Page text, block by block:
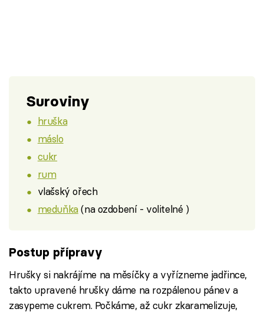
Suroviny
hruška
máslo
cukr
rum
vlašský ořech
meduňka(na ozdobení - volitelné )
Postup přípravy
Hrušky si nakrájíme na měsíčky a vyřízneme jadřince,
takto upravené hrušky dáme na rozpálenou pánev a
zasypeme cukrem. Počkáme, až cukr zkaramelizuje,